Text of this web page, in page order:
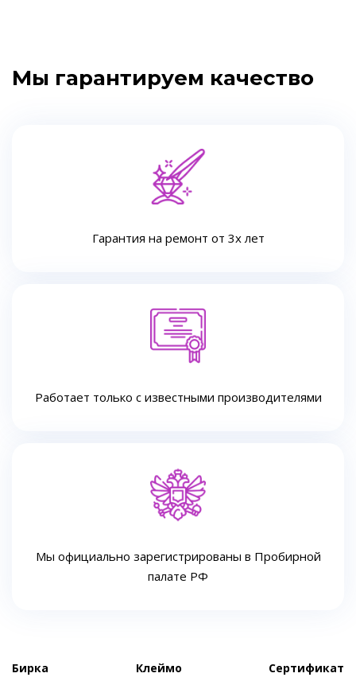
Мы гарантируем качество
Гарантия на ремонт от 3х лет
Работает только с известными производителями
Мы официально зарегистрированы в Пробирной
палате РФ
Бирка Клеймо Сертификат